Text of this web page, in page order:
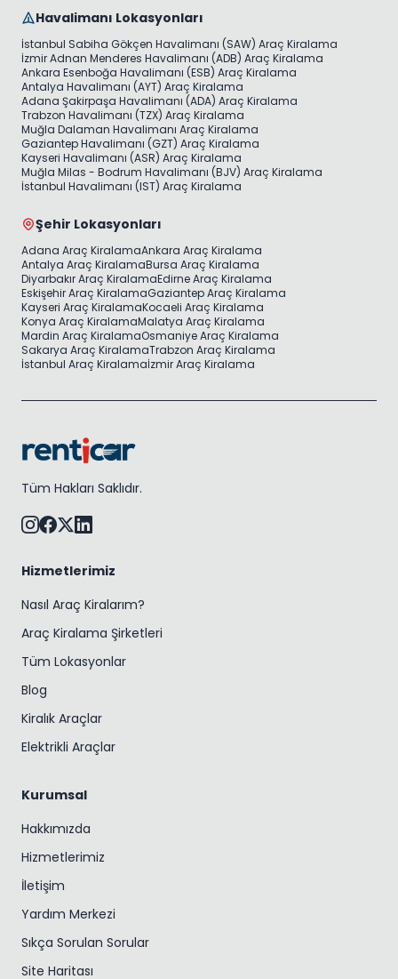
Havalimanı Lokasyonları
İstanbul Sabiha Gökçen Havalimanı (SAW) Araç Kiralama
İzmir Adnan Menderes Havalimanı (ADB) Araç Kiralama
Ankara Esenboğa Havalimanı (ESB) Araç Kiralama
Antalya Havalimanı (AYT) Araç Kiralama
Adana Şakirpaşa Havalimanı (ADA) Araç Kiralama
Trabzon Havalimanı (TZX) Araç Kiralama
Muğla Dalaman Havalimanı Araç Kiralama
Gaziantep Havalimanı (GZT) Araç Kiralama
Kayseri Havalimanı (ASR) Araç Kiralama
Muğla Milas - Bodrum Havalimanı (BJV) Araç Kiralama
İstanbul Havalimanı (IST) Araç Kiralama
Şehir Lokasyonları
Adana Araç KiralamaAnkara Araç Kiralama
Antalya Araç KiralamaBursa Araç Kiralama
Diyarbakır Araç KiralamaEdirne Araç Kiralama
Eskişehir Araç KiralamaGaziantep Araç Kiralama
Kayseri Araç KiralamaKocaeli Araç Kiralama
Konya Araç KiralamaMalatya Araç Kiralama
Mardin Araç KiralamaOsmaniye Araç Kiralama
Sakarya Araç KiralamaTrabzon Araç Kiralama
İstanbul Araç Kiralamaİzmir Araç Kiralama
Tüm Hakları Saklıdır.
Hizmetlerimiz
Nasıl Araç Kiralarım?
Araç Kiralama Şirketleri
Tüm Lokasyonlar
Blog
Kiralık Araçlar
Elektrikli Araçlar
Kurumsal
Hakkımızda
Hizmetlerimiz
İletişim
Yardım Merkezi
Sıkça Sorulan Sorular
Site Haritası